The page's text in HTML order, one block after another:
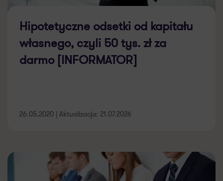
Hipotetyczne odsetki od kapitału
własnego, czyli 50 tys. zł za
darmo [INFORMATOR]
26.05.2020 | Aktualizacja: 21.07.2026